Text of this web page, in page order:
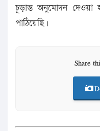
চূড়ান্ত অনুমোদন দেওয়া
পাঠিয়েছি।
Share